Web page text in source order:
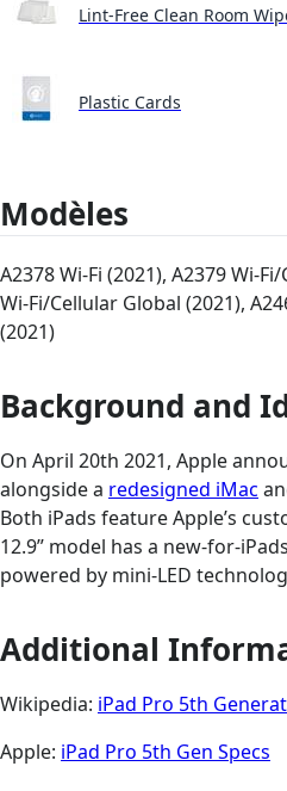
Lint-Free Clean Room
Plastic Cards
Modèles
A2378 Wi-Fi (2021), A2379 Wi-
Wi-Fi/Cellular Global (2021),
(2021)
Background and
On April 20th 2021, Apple
alongside a redesigned iMac
Both iPads feature Apple’s
12.9” model has a new-for-
powered by mini-LED
Additional
Wikipedia: iPad Pro 5th
Apple: iPad Pro 5th Gen Specs